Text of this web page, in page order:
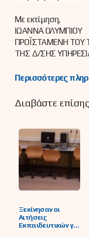
Με εκτίμηση,
ΙΩΑΝΝΑ ΟΛΥΜΠΙΟΥ
ΠΡΟΪΣΤΑΜΕΝΗ ΤΟΥ
ΤΗΣ Δ/ΣΗΣ
Περισσότερες
Διαβάστε
Ξεκίνησαν οι
Αιτήσεις
Εκπαιδευτικών για